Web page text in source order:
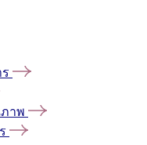
าพ